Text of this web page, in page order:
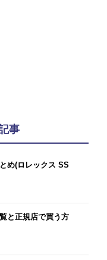
事
め(ロレックス SS
と正規店で買う方